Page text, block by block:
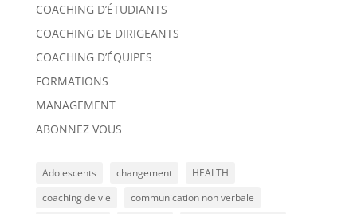
COACHING D’ÉTUDIANTS
COACHING DE DIRIGEANTS
COACHING D’ÉQUIPES
FORMATIONS
MANAGEMENT
ABONNEZ VOUS
Adolescents changement
HEALTH
coaching de vie
communication non verbale